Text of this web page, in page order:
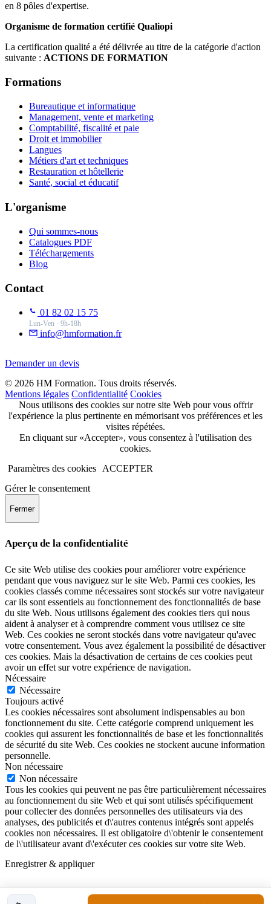
en 8 pôles d'expertise.
Organisme de formation certifié Qualiopi
La certification qualité a été délivrée au titre de la catégorie d'action
suivante : ACTIONS DE FORMATION
Formations
Bureautique et informatique
Management, vente et marketing
Comptabilité, fiscalité et paie
Droit et immobilier
Langues
Métiers d'art et techniques
Restauration et hôtellerie
Santé, social et éducatif
L'organisme
Qui sommes-nous
Catalogues PDF
Téléchargements
Blog
Contact
01 82 02 15 75
Lun-Ven · 9h-18h
info@hmformation.fr
Demander un devis
© 2026 HM Formation. Tous droits réservés.
Mentions légales Confidentialité Cookies
Nous utilisons des cookies sur notre site Web pour vous offrir
l'expérience la plus pertinente en mémorisant vos préférences et les
visites répétées.
En cliquant sur «Accepter», vous consentez à l'utilisation des
cookies.
Paramètres des cookies ACCEPTER
Gérer le consentement
Fermer
Aperçu de la confidentialité
Ce site Web utilise des cookies pour améliorer votre expérience
pendant que vous naviguez sur le site Web. Parmi ces cookies, les
cookies classés comme nécessaires sont stockés sur votre navigateur
car ils sont essentiels au fonctionnement des fonctionnalités de base
du site Web. Nous utilisons également des cookies tiers qui nous
aident à analyser et à comprendre comment vous utilisez ce site
Web. Ces cookies ne seront stockés dans votre navigateur qu'avec
votre consentement. Vous avez également la possibilité de désactiver
ces cookies. Mais la désactivation de certains de ces cookies peut
avoir un effet sur votre expérience de navigation.
Nécessaire
Nécessaire
Toujours activé
Les cookies nécessaires sont absolument indispensables au bon
fonctionnement du site. Cette catégorie comprend uniquement les
cookies qui assurent les fonctionnalités de base et les fonctionnalités
de sécurité du site Web. Ces cookies ne stockent aucune information
personnelle.
Non nécessaire
Non nécessaire
Tous les cookies qui peuvent ne pas être particulièrement nécessaires
au fonctionnement du site Web et qui sont utilisés spécifiquement
pour collecter des données personnelles des utilisateurs via des
analyses, des publicités et d\'autres contenus intégrés sont appelés
cookies non nécessaires. Il est obligatoire d\'obtenir le consentement
de l\'utilisateur avant d\'exécuter ces cookies sur votre site Web.
Enregistrer & appliquer